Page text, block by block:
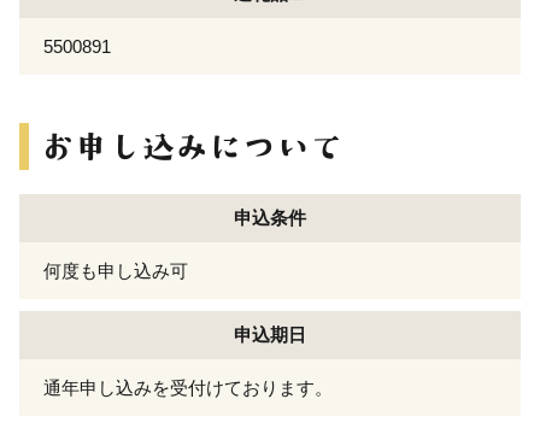
5500891
申込条件
何度も申し込み可
申込期日
通年申し込みを受付けております。